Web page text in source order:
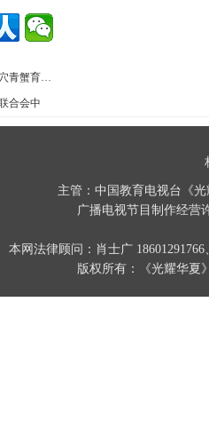
青蟹育…
合会中
主管：中国教育电视台《
广播电视节目制作经营
本网法律顾问：肖士广
版权所有：《光耀华夏